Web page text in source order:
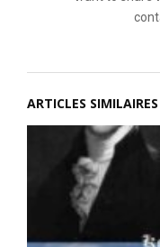
ARTICLES SIMILAIRES